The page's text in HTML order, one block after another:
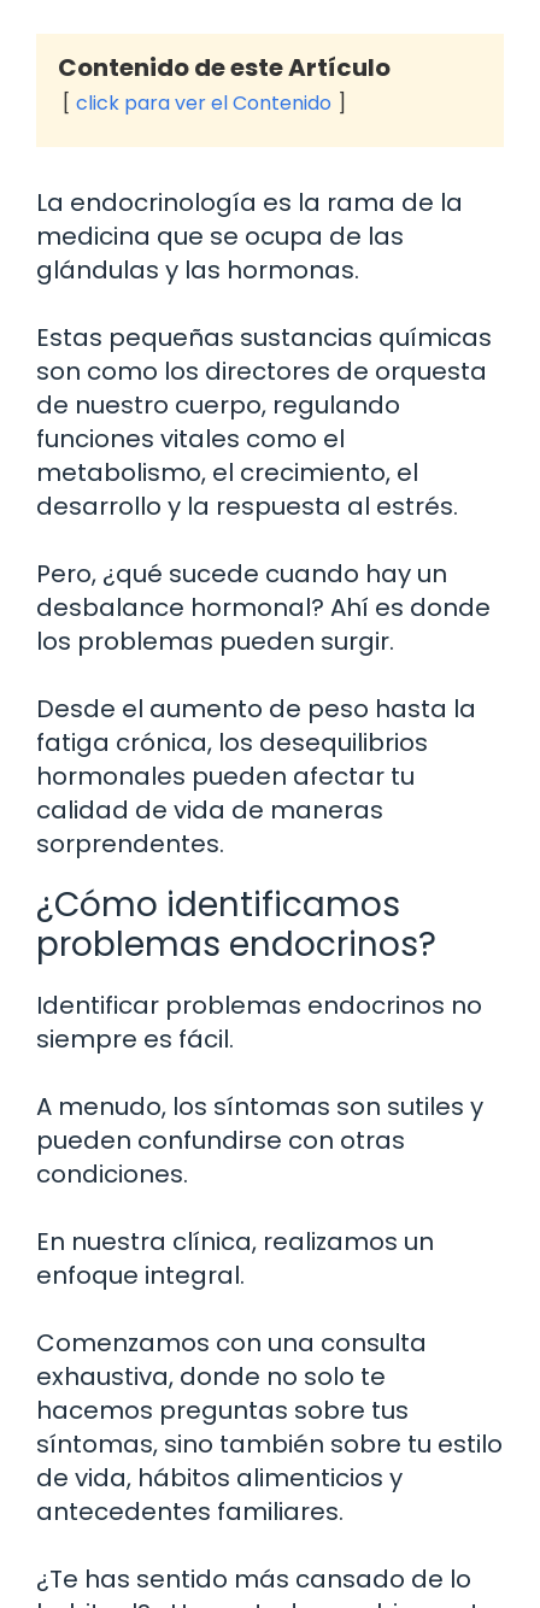
Contenido de este Artículo
click para ver el Contenido
La endocrinología es la rama de la
medicina que se ocupa de las
glándulas y las hormonas.
Estas pequeñas sustancias químicas
son como los directores de orquesta
de nuestro cuerpo, regulando
funciones vitales como el
metabolismo, el crecimiento, el
desarrollo y la respuesta al estrés.
Pero, ¿qué sucede cuando hay un
desbalance hormonal? Ahí es donde
los problemas pueden surgir.
Desde el aumento de peso hasta la
fatiga crónica, los desequilibrios
hormonales pueden afectar tu
calidad de vida de maneras
sorprendentes.
¿Cómo identificamos
problemas endocrinos?
Identificar problemas endocrinos no
siempre es fácil.
A menudo, los síntomas son sutiles y
pueden confundirse con otras
condiciones.
En nuestra clínica, realizamos un
enfoque integral.
Comenzamos con una consulta
exhaustiva, donde no solo te
hacemos preguntas sobre tus
síntomas, sino también sobre tu estilo
de vida, hábitos alimenticios y
antecedentes familiares.
¿Te has sentido más cansado de lo